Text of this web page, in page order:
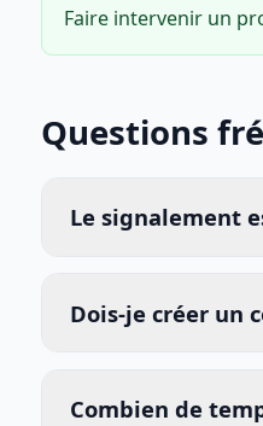
Faire intervenir un
Questions
Le signalement
Dois-je créer un
Combien de